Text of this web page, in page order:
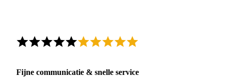
Fijne communicatie & snelle service